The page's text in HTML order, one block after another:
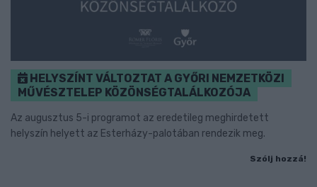
HELYSZÍNT VÁLTOZTAT A GYŐRI NEMZETKÖZI
MŰVÉSZTELEP KÖZÖNSÉGTALÁLKOZÓJA
Az augusztus 5-i programot az eredetileg meghirdetett
helyszín helyett az Esterházy-palotában rendezik meg.
Szólj hozzá!